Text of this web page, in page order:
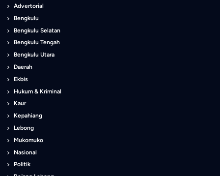
Advertorial
Bengkulu
Bengkulu Selatan
Bengkulu Tengah
Bengkulu Utara
Daerah
Ekbis
Hukum & Kriminal
Kaur
Kepahiang
Lebong
Mukomuko
Nasional
Politik